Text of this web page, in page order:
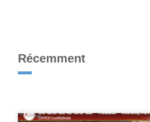
Récemment